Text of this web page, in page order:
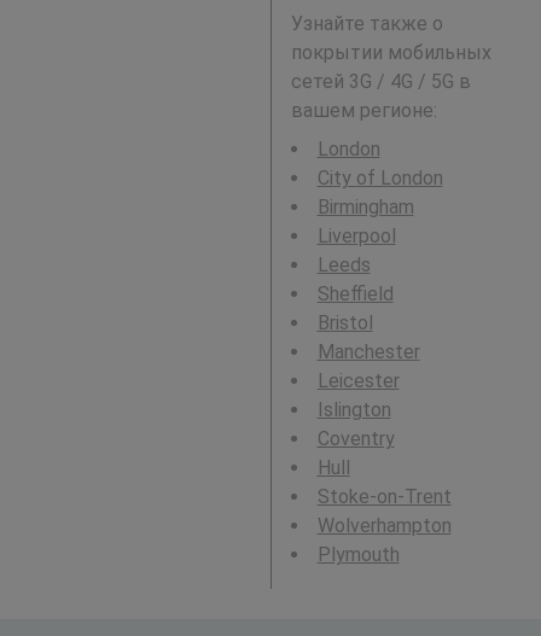
Узнайте также о
покрытии мобильных
сетей 3G / 4G / 5G в
вашем регионе:
London
City of London
Birmingham
Liverpool
Leeds
Sheffield
Bristol
Manchester
Leicester
Islington
Coventry
Hull
Stoke-on-Trent
Wolverhampton
Plymouth